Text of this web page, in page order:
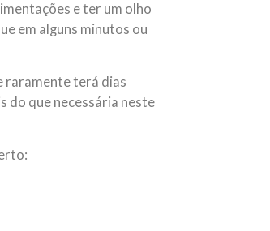
e ter um olho
em alguns minutos ou
raramente terá dias
do que necessária neste